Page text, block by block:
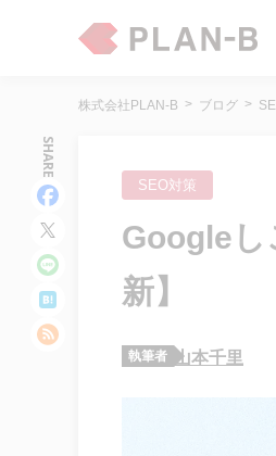
株式会社PLAN-B ブログ
SEO対策
Googleし
新】
執筆者 山本千里
SHARE